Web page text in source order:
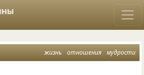
жизнь отношения мудрости